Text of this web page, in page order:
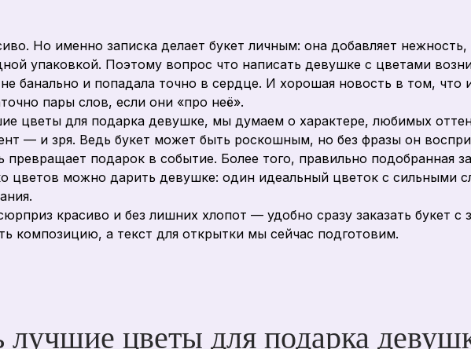
Но именно записка делает букет личным: она добавляет
упаковкой. Поэтому вопрос что написать девушке с цветами
банально и попадала точно в сердце. И хорошая новость в том, что
пары слов, если они «про неё».
цветы для подарка девушке, мы думаем о характере, любимых
— и зря. Ведь букет может быть роскошным, но без фразы он
превращает подарок в событие. Более того, правильно подобранная
цветов можно дарить девушке: один идеальный цветок с сильными
красиво и без лишних хлопот — удобно сразу заказать букет с
композицию, а текст для открытки мы сейчас подготовим.
лучшие цветы для подарка